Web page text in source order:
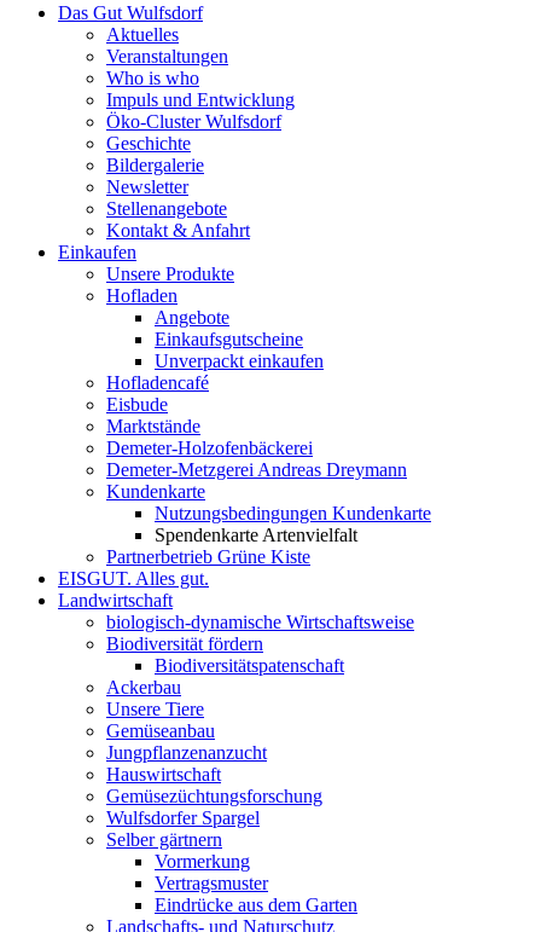
Das Gut Wulfsdorf
Aktuelles
Veranstaltungen
Who is who
Impuls und Entwicklung
Öko-Cluster Wulfsdorf
Geschichte
Bildergalerie
Newsletter
Stellenangebote
Kontakt & Anfahrt
Einkaufen
Unsere Produkte
Hofladen
Angebote
Einkaufsgutscheine
Unverpackt einkaufen
Hofladencafé
Eisbude
Marktstände
Demeter-Holzofenbäckerei
Demeter-Metzgerei Andreas Dreymann
Kundenkarte
Nutzungsbedingungen Kundenkarte
Spendenkarte Artenvielfalt
Partnerbetrieb Grüne Kiste
EISGUT. Alles gut.
Landwirtschaft
biologisch-dynamische Wirtschaftsweise
Biodiversität fördern
Biodiversitätspatenschaft
Ackerbau
Unsere Tiere
Gemüseanbau
Jungpflanzenanzucht
Hauswirtschaft
Gemüsezüchtungsforschung
Wulfsdorfer Spargel
Selber gärtnern
Vormerkung
Vertragsmuster
Eindrücke aus dem Garten
Landschafts- und Naturschutz